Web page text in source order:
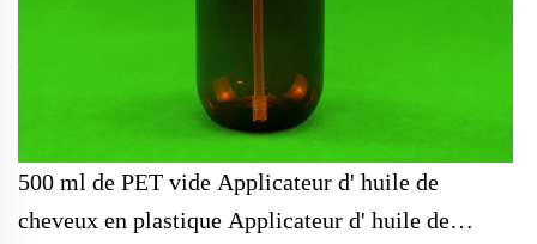
500 ml de PET vide Applicateur d' huile de
cheveux en plastique Applicateur d' huile de